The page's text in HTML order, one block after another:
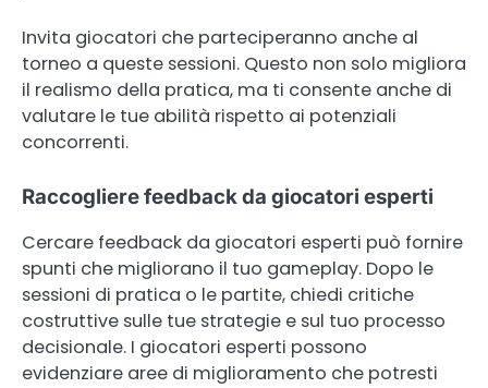
Invita giocatori che parteciperanno anche al
torneo a queste sessioni. Questo non solo migliora
il realismo della pratica, ma ti consente anche di
valutare le tue abilità rispetto ai potenziali
concorrenti.
Raccogliere feedback da giocatori esperti
Cercare feedback da giocatori esperti può fornire
spunti che migliorano il tuo gameplay. Dopo le
sessioni di pratica o le partite, chiedi critiche
costruttive sulle tue strategie e sul tuo processo
decisionale. I giocatori esperti possono
evidenziare aree di miglioramento che potresti